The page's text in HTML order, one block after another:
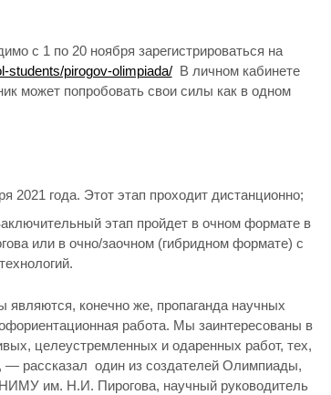
с 1 по 20 ноября зарегистрироваться на
students/pirogov-olimpiada/В личном кабинете
может попробовать свои силы как в одном
2021 года. Этот этап проходит дистанционно;
этап пройдет в очном формате в
или в очно/заочном (гибридном формате) с
конечно же, пропаганда научных
работа. Мы заинтересованы в
целеустремленных и одаренных работ, тех,
— рассказал один из создателей Олимпиады,
им. Н.И. Пирогова, научный руководитель